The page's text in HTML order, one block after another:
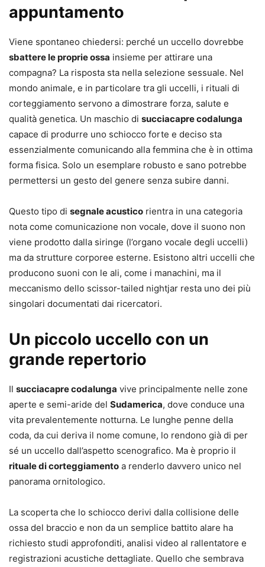
appuntamento
Viene spontaneo chiedersi: perché un uccello dovrebbe
sbattere le proprie ossa insieme per attirare una
compagna? La risposta sta nella selezione sessuale. Nel
mondo animale, e in particolare tra gli uccelli, i rituali di
corteggiamento servono a dimostrare forza, salute e
qualità genetica. Un maschio di succiacapre codalunga
capace di produrre uno schiocco forte e deciso sta
essenzialmente comunicando alla femmina che è in ottima
forma fisica. Solo un esemplare robusto e sano potrebbe
permettersi un gesto del genere senza subire danni.
Questo tipo di segnale acustico rientra in una categoria
nota come comunicazione non vocale, dove il suono non
viene prodotto dalla siringe (l’organo vocale degli uccelli)
ma da strutture corporee esterne. Esistono altri uccelli che
producono suoni con le ali, come i manachini, ma il
meccanismo dello scissor-tailed nightjar resta uno dei più
singolari documentati dai ricercatori.
Un piccolo uccello con un
grande repertorio
Il succiacapre codalunga vive principalmente nelle zone
aperte e semi-aride del Sudamerica, dove conduce una
vita prevalentemente notturna. Le lunghe penne della
coda, da cui deriva il nome comune, lo rendono già di per
sé un uccello dall’aspetto scenografico. Ma è proprio il
rituale di corteggiamento a renderlo davvero unico nel
panorama ornitologico.
La scoperta che lo schiocco derivi dalla collisione delle
ossa del braccio e non da un semplice battito alare ha
richiesto studi approfonditi, analisi video al rallentatore e
registrazioni acustiche dettagliate. Quello che sembrava